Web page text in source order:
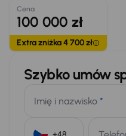
Cena
100 000 zł
Extra zniżka 4 700 zł
Szybko umów
Imię i nazwisko *